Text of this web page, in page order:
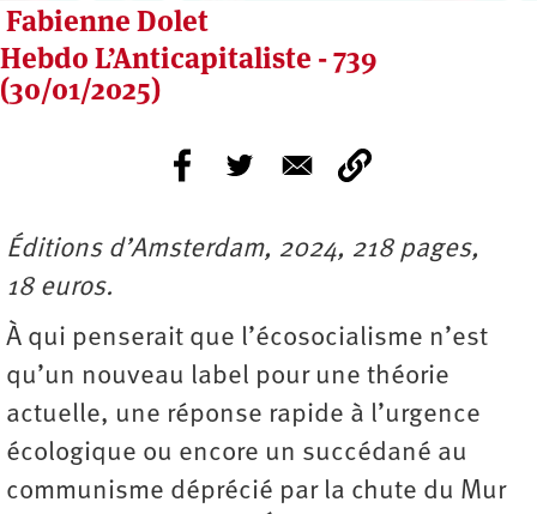
Fabienne Dolet
Hebdo L’Anticapitaliste - 739
(30/01/2025)
Éditions d’Amsterdam, 2024, 218 pages,
18 euros.
À qui penserait que l’écosocialisme n’est
qu’un nouveau label pour une théorie
actuelle, une réponse rapide à l’urgence
écologique ou encore un succédané au
communisme déprécié par la chute du Mur